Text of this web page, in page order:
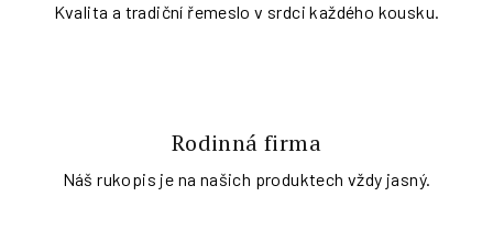
Kvalita a tradiční řemeslo v srdci každého kousku.
Rodinná firma
Náš rukopis je na našich produktech vždy jasný.